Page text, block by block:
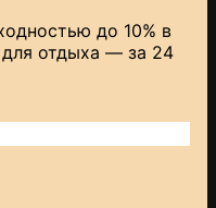
до 10% в
отдыха — за 24